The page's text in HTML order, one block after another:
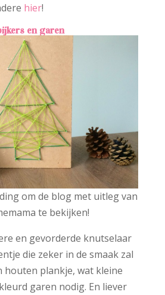
hier!
en garen
om de blog met uitleg van
te bekijken!
en gevorderde knutselaar
die zeker in de smaak zal
houten plankje, wat kleine
garen nodig. En liever